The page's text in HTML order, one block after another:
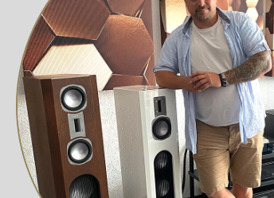
HYBRID-HOCHTÖNER
Der neue Hybrid-Hochtöner der
45 mm großen Bändchen. Somit vereint
MADE IN DENMARK
Die OPTICON MK2 Serie wird in
zusammengebaut. Auch die Treiber und